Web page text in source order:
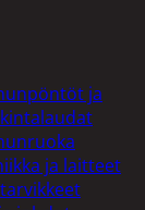
ja
ja laitteet